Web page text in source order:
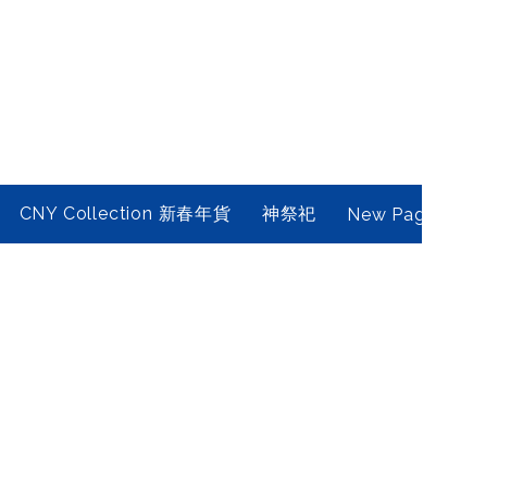
CNY Collection 新春年貨 神祭祀 New Page